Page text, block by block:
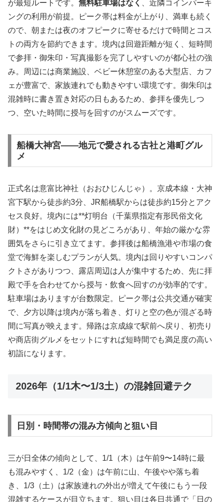
が最短ルートです。 無料駐車場はなく
、近隣コインパーキ
ングの利用が前提。ピーク帯は料金が上がり、満車も続く
ので、朝または夜のオフピークに寄せるだけで時間とコス
トの両方を節約できます。境内は回遊距離が短く、短時間
で参拝・御朱印・写真撮影を完了しやすいのが都心社の強
み。周辺には商業施設、ベビー休憩室のある大型店、カフ
ェが豊富で、家族連れでも動きやすい環境です。御朱印は
混雑時に書き置き対応の日もあるため、参拝を優先しつ
つ、空いた時間に授与を回すのがスムーズです。
船橋大神宮――地元で愛される古社と港町グル
メ
正式名は意富比神社（おおひじんじゃ）。京成本線・大神
宮下駅から徒歩約3分、JR船橋駅からは徒歩約15分とアク
セス良好。境内には**灯明台（千葉県指定有形民俗文化
財）**をはじめ文化財の見どころがあり、年始の厳かな雰
囲気をさらに引き立てます。参拝後は船橋漁港や市場の食
堂で海鮮を楽しむプランが人気。境内は回りやすいコンパ
クトさがありつつ、露店周辺は人が集中するため、先に拝
殿で手を合わせてから授与・飲食へ回すのが効率的です。
駐車場はありますが台数限定。ピーク帯は公共交通が確実
で、夕方以降は境内が落ち着き、灯りと空の色が混ざる時
間に写真が映えます。帰路は京成線で駅前へ戻り、初売り
や商店街グルメをセットにすれば短時間でも満足度の高い
初詣になります。
2026年（1/1木〜1/3土）の混雑回避テク
日別・時間帯の混み方傾向と狙い目
三が日全体の傾向として、1/1（木）は午前9〜14時に最
も混みやすく、1/2（金）は午前に山、午後やや落ち着
き、1/3（土）は家族連れの外出が増えて午後にもう一段
混雑するケースが目立ちます。狙い目は各日共通で「日の